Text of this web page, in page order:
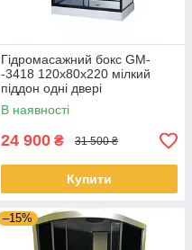
Гідромасажний бокс GM-
-3418 120x80x220 мілкий
піддон одні двері
В наявності
24 900 ₴ 31 500 ₴
Купити
–15%